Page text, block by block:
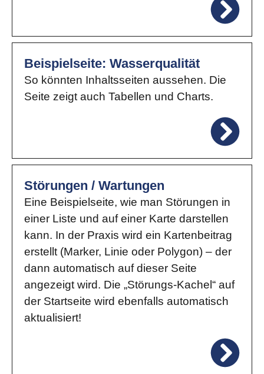
Beispielseite: Wasserqualität
So könnten Inhaltsseiten aussehen. Die
Seite zeigt auch Tabellen und Charts.
Störungen / Wartungen
Eine Beispielseite, wie man Störungen in
einer Liste und auf einer Karte darstellen
kann. In der Praxis wird ein Kartenbeitrag
erstellt (Marker, Linie oder Polygon) – der
dann automatisch auf dieser Seite
angezeigt wird. Die „Störungs-Kachel“ auf
der Startseite wird ebenfalls automatisch
aktualisiert!